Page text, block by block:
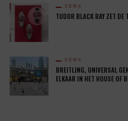
NEWS
TUDOR BLACK BAY ZET DE
NEWS
BREITLING, UNIVERSAL
ELKAAR IN HET HOUSE OF